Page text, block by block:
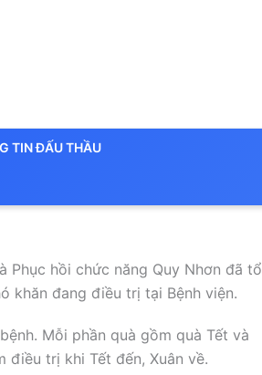
TIN ĐẤU THẦU
Phục hồi chức năng Quy Nhơn đã tổ
khăn đang điều trị tại Bệnh viện.
Mỗi phần quà gồm quà Tết và
trị khi Tết đến, Xuân về.